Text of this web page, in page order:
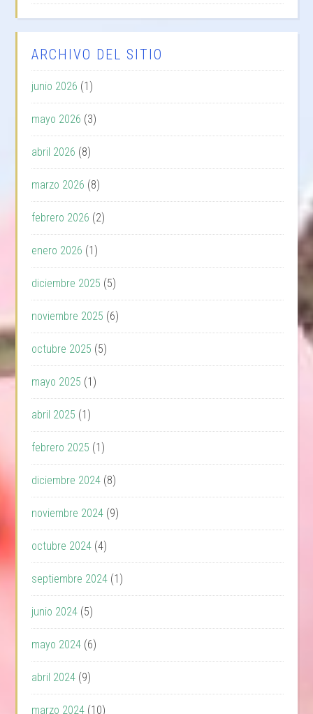
ARCHIVO DEL SITIO
junio 2026 (1)
mayo 2026 (3)
abril 2026 (8)
marzo 2026 (8)
febrero 2026 (2)
enero 2026 (1)
diciembre 2025 (5)
noviembre 2025 (6)
octubre 2025 (5)
mayo 2025 (1)
abril 2025 (1)
febrero 2025 (1)
diciembre 2024 (8)
noviembre 2024 (9)
octubre 2024 (4)
septiembre 2024 (1)
junio 2024 (5)
mayo 2024 (6)
abril 2024 (9)
marzo 2024 (10)